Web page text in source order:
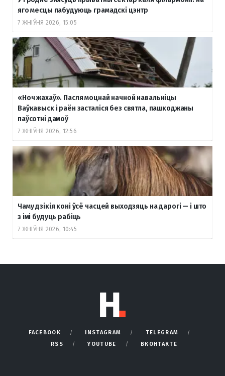
яго месцы пабудуюць грамадскі цэнтр
7 ЖНІЎНЯ 2026, 15:05
«Ноч жахаў». Пасля моцнай начной навальніцы
Ваўкавыск і раён засталіся без святла, пашкоджаны
паўсотні дамоў
7 ЖНІЎНЯ 2026, 12:56
Чаму дзікія коні ўсё часцей выходзяць на дарогі — і што
з імі будуць рабіць
7 ЖНІЎНЯ 2026, 10:45
FACEBOOK INSTAGRAM
TELEGRAM
RSS
YOUTUBE ВКОНТАКТЕ